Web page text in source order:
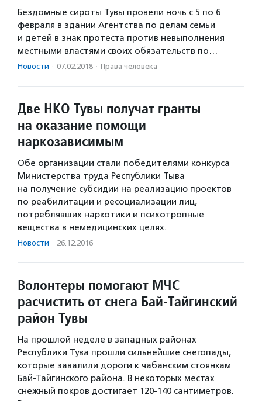
Бездомные сироты Тувы провели ночь с 5 по 6
февраля в здании Агентства по делам семьи
и детей в знак протеста против невыполнения
местными властями своих обязательств по…
Новости · 07.02.2018 · Права человека
Две НКО Тувы получат гранты
на оказание помощи
наркозависимым
Обе организации стали победителями конкурса
Министерства труда Республики Тыва
на получение субсидии на реализацию проектов
по реабилитации и ресоциализации лиц,
потреблявших наркотики и психотропные
вещества в немедицинских целях.
Новости · 26.12.2016
Волонтеры помогают МЧС
расчистить от снега Бай-Тайгинский
район Тувы
На прошлой неделе в западных районах
Республики Тува прошли сильнейшие снегопады,
которые завалили дороги к чабанским стоянкам
Бай-Тайгинского района. В некоторых местах
снежный покров достигает 120-140 сантиметров.